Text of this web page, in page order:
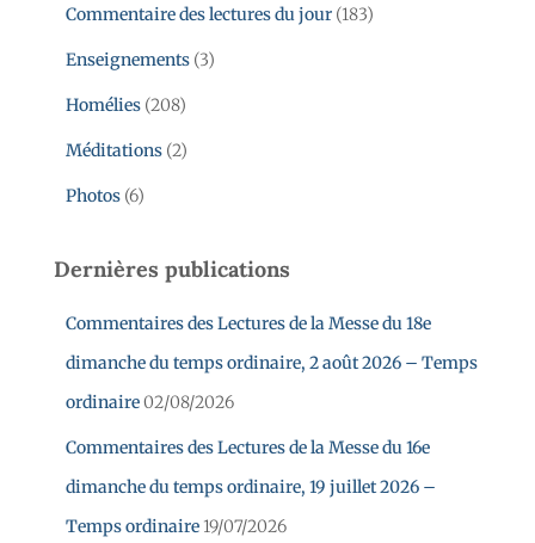
Commentaire des lectures du jour (183)
Enseignements (3)
Homélies (208)
Méditations (2)
Photos (6)
Dernières publications
Commentaires des Lectures de la Messe du 18e
dimanche du temps ordinaire, 2 août 2026 – Temps
ordinaire02/08/2026
Commentaires des Lectures de la Messe du 16e
dimanche du temps ordinaire, 19 juillet 2026 –
Temps ordinaire 19/07/2026